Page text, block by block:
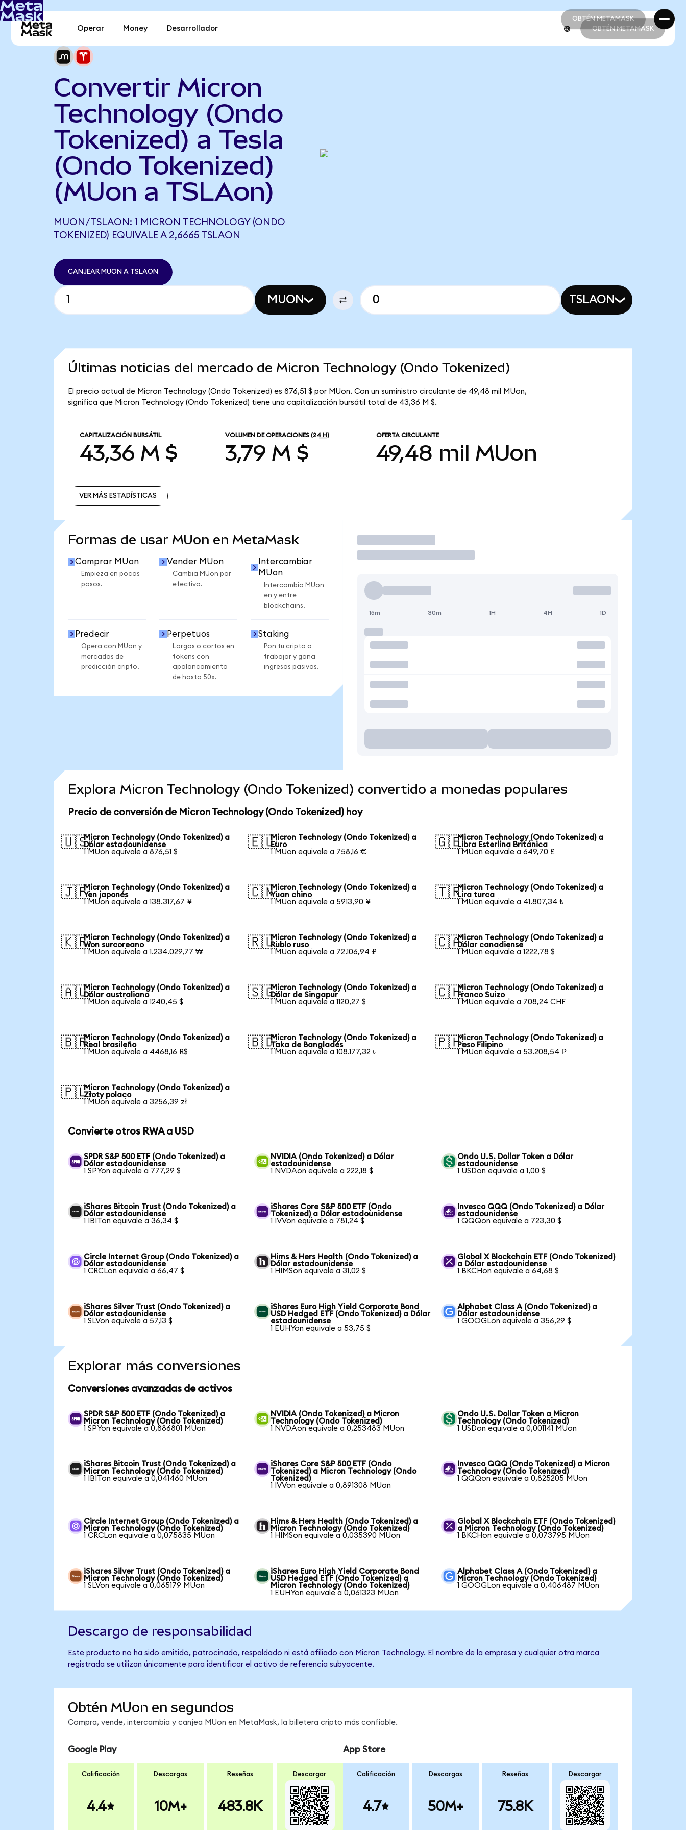
OBTÉN METAMASK
OBTÉN METAMASK
Operar Money Desarrollador OBTÉN METAMASK
Convertir Micron
Technology (Ondo
Tokenized) a Tesla
(Ondo Tokenized)
(MUon a TSLAon)
MUON/TSLAON: 1 MICRON TECHNOLOGY (ONDO
TOKENIZED) EQUIVALE A 2,6665 TSLAON
CANJEAR MUON A TSLAON
MUON TSLAON
Últimas noticias del mercado de Micron Technology (Ondo Tokenized)
El precio actual de Micron Technology (Ondo Tokenized) es 876,51 $ por MUon. Con un suministro circulante de 49,48 mil MUon,
significa que Micron Technology (Ondo Tokenized) tiene una capitalización bursátil total de 43,36 M $.
CAPITALIZACIÓN BURSÁTIL
43,36 M $
VOLUMEN DE OPERACIONES (24 H)
3,79 M $
OFERTA CIRCULANTE
49,48 mil MUon
VER MÁS ESTADÍSTICAS
Formas de usar MUon en MetaMask
Comprar MUon
Empieza en pocos
pasos.
Vender MUon
Cambia MUon por
efectivo.
Intercambiar
MUon
Intercambia MUon
en y entre
blockchains.
Predecir
Opera con MUon y
mercados de
predicción cripto.
Perpetuos
Largos o cortos en
tokens con
apalancamiento
de hasta 50x.
Staking
Pon tu cripto a
trabajar y gana
ingresos pasivos.
Operar
15m 30m 1H 4H 1D
Explora Micron Technology (Ondo Tokenized) convertido a monedas populares
Precio de conversión de Micron Technology (Ondo Tokenized) hoy
🇺🇸Micron Technology (Ondo Tokenized) a
Dólar estadounidense
1 MUon equivale a 876,51 $
🇪🇺Micron Technology (Ondo Tokenized) a
Euro
1 MUon equivale a 758,16 €
🇬🇧Micron Technology (Ondo Tokenized) a
Libra Esterlina Británica
1 MUon equivale a 649,70 £
🇯🇵Micron Technology (Ondo Tokenized) a
Yen japonés
1 MUon equivale a 138.317,67 ¥
🇨🇳Micron Technology (Ondo Tokenized) a
Yuan chino
1 MUon equivale a 5913,90 ¥
🇹🇷Micron Technology (Ondo Tokenized) a
Lira turca
1 MUon equivale a 41.807,34 ₺
🇰🇷Micron Technology (Ondo Tokenized) a
Won surcoreano
1 MUon equivale a 1.234.029,77 ₩
🇷🇺Micron Technology (Ondo Tokenized) a
Rublo ruso
1 MUon equivale a 72.106,94 ₽
🇨🇦Micron Technology (Ondo Tokenized) a
Dólar canadiense
1 MUon equivale a 1222,78 $
🇦🇺Micron Technology (Ondo Tokenized) a
Dólar australiano
1 MUon equivale a 1240,45 $
🇸🇬Micron Technology (Ondo Tokenized) a
Dólar de Singapur
1 MUon equivale a 1120,27 $
🇨🇭Micron Technology (Ondo Tokenized) a
Franco Suizo
1 MUon equivale a 708,24 CHF
🇧🇷Micron Technology (Ondo Tokenized) a
Real brasileño
1 MUon equivale a 4468,16 R$
🇧🇩Micron Technology (Ondo Tokenized) a
Taka de Bangladés
1 MUon equivale a 108.177,32 ৳
🇵🇭Micron Technology (Ondo Tokenized) a
Peso Filipino
1 MUon equivale a 53.208,54 ₱
🇵🇱Micron Technology (Ondo Tokenized) a
Złoty polaco
1 MUon equivale a 3256,39 zł
Convierte otros RWA a USD
SPDR S&P 500 ETF (Ondo Tokenized) a
Dólar estadounidense
1 SPYon equivale a 777,29 $
NVIDIA (Ondo Tokenized) a Dólar
estadounidense
1 NVDAon equivale a 222,18 $
Ondo U.S. Dollar Token a Dólar
estadounidense
1 USDon equivale a 1,00 $
iShares Bitcoin Trust (Ondo Tokenized) a
Dólar estadounidense
1 IBITon equivale a 36,34 $
iShares Core S&P 500 ETF (Ondo
Tokenized) a Dólar estadounidense
1 IVVon equivale a 781,24 $
Invesco QQQ (Ondo Tokenized) a Dólar
estadounidense
1 QQQon equivale a 723,30 $
Circle Internet Group (Ondo Tokenized) a
Dólar estadounidense
1 CRCLon equivale a 66,47 $
Hims & Hers Health (Ondo Tokenized) a
Dólar estadounidense
1 HIMSon equivale a 31,02 $
Global X Blockchain ETF (Ondo Tokenized)
a Dólar estadounidense
1 BKCHon equivale a 64,68 $
iShares Silver Trust (Ondo Tokenized) a
Dólar estadounidense
1 SLVon equivale a 57,13 $
iShares Euro High Yield Corporate Bond
USD Hedged ETF (Ondo Tokenized) a Dólar
estadounidense
1 EUHYon equivale a 53,75 $
Alphabet Class A (Ondo Tokenized) a
Dólar estadounidense
1 GOOGLon equivale a 356,29 $
Explorar más conversiones
Conversiones avanzadas de activos
SPDR S&P 500 ETF (Ondo Tokenized) a
Micron Technology (Ondo Tokenized)
1 SPYon equivale a 0,886801 MUon
NVIDIA (Ondo Tokenized) a Micron
Technology (Ondo Tokenized)
1 NVDAon equivale a 0,253483 MUon
Ondo U.S. Dollar Token a Micron
Technology (Ondo Tokenized)
1 USDon equivale a 0,001141 MUon
iShares Bitcoin Trust (Ondo Tokenized) a
Micron Technology (Ondo Tokenized)
1 IBITon equivale a 0,041460 MUon
iShares Core S&P 500 ETF (Ondo
Tokenized) a Micron Technology (Ondo
Tokenized)
1 IVVon equivale a 0,891308 MUon
Invesco QQQ (Ondo Tokenized) a Micron
Technology (Ondo Tokenized)
1 QQQon equivale a 0,825205 MUon
Circle Internet Group (Ondo Tokenized) a
Micron Technology (Ondo Tokenized)
1 CRCLon equivale a 0,075835 MUon
Hims & Hers Health (Ondo Tokenized) a
Micron Technology (Ondo Tokenized)
1 HIMSon equivale a 0,035390 MUon
Global X Blockchain ETF (Ondo Tokenized)
a Micron Technology (Ondo Tokenized)
1 BKCHon equivale a 0,073795 MUon
iShares Silver Trust (Ondo Tokenized) a
Micron Technology (Ondo Tokenized)
1 SLVon equivale a 0,065179 MUon
iShares Euro High Yield Corporate Bond
USD Hedged ETF (Ondo Tokenized) a
Micron Technology (Ondo Tokenized)
1 EUHYon equivale a 0,061323 MUon
Alphabet Class A (Ondo Tokenized) a
Micron Technology (Ondo Tokenized)
1 GOOGLon equivale a 0,406487 MUon
Descargo de responsabilidad
Este producto no ha sido emitido, patrocinado, respaldado ni está afiliado con Micron Technology. El nombre de la empresa y cualquier otra marca
registrada se utilizan únicamente para identificar el activo de referencia subyacente.
Obtén MUon en segundos
Compra, vende, intercambia y canjea MUon en MetaMask, la billetera cripto más confiable.
Google Play
Calificación
4.4
Descargas
10M+
Reseñas
483.8K
Descargar
App Store
Calificación
4.7
Descargas
50M+
Reseñas
75.8K
Descargar